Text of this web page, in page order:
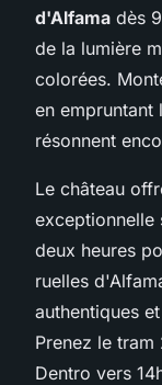
d'Alfama dès
de la lumière
colorées.
en empruntant
résonnent
Le château
exceptionnelle
deux heures
ruelles
authentiques
Prenez le
Dentro vers